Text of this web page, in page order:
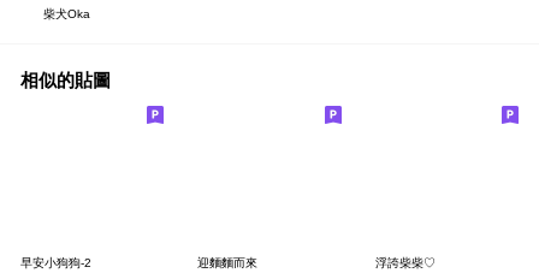
柴犬Oka
相似的貼圖
早安小狗狗-2 迎麵麵而來 浮誇柴柴♡